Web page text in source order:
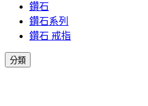
鑽石
鑽石系列
鑽石 戒指
分類